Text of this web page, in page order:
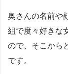
奥さんの名前や
組で度々好きな
ので、そこから
です。